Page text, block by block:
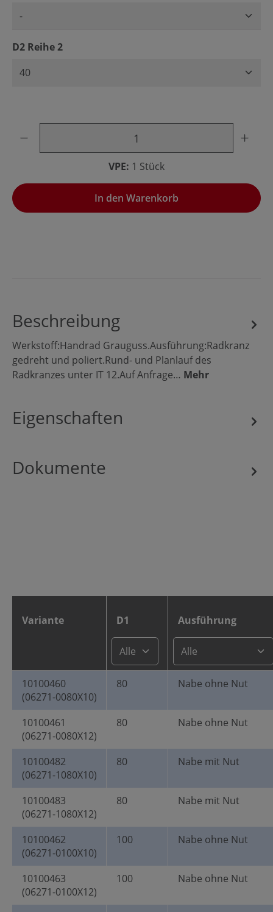
D2 Reihe 2auswählen
VPE: 1 Stück
In den Warenkorb
Beschreibung
Werkstoff:Handrad Grauguss.Ausführung:Radkranz
gedreht und poliert.Rund- und Planlauf des
Radkranzes unter IT 12.Auf Anfrage… Mehr
Eigenschaften
Dokumente
Variante D1 Ausführung
10100460
(06271-0080X10)
80 Nabe ohne Nut
10100461
(06271-0080X12)
80 Nabe ohne Nut
10100482
(06271-1080X10)
80 Nabe mit Nut
10100483
(06271-1080X12)
80 Nabe mit Nut
10100462
(06271-0100X10)
100 Nabe ohne Nut
10100463
(06271-0100X12)
100 Nabe ohne Nut